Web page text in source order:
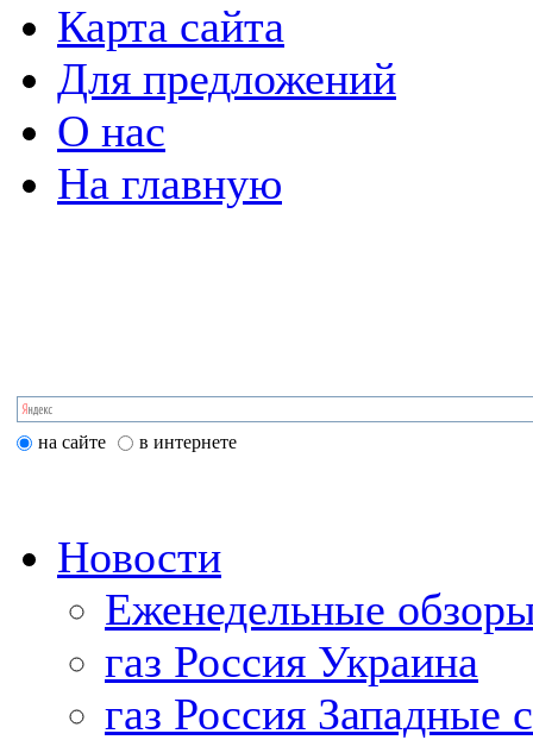
Карта сайта
Для предложений
О нас
На главную
на сайте в интернете
Новости
Еженедельные
газ Россия Украина
газ Россия Западные